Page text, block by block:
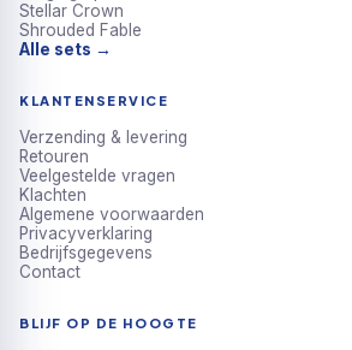
Stellar Crown
Shrouded Fable
Alle sets →
KLANTENSERVICE
Verzending & levering
Retouren
Veelgestelde vragen
Klachten
Algemene voorwaarden
Privacyverklaring
Bedrijfsgegevens
Contact
BLIJF OP DE HOOGTE